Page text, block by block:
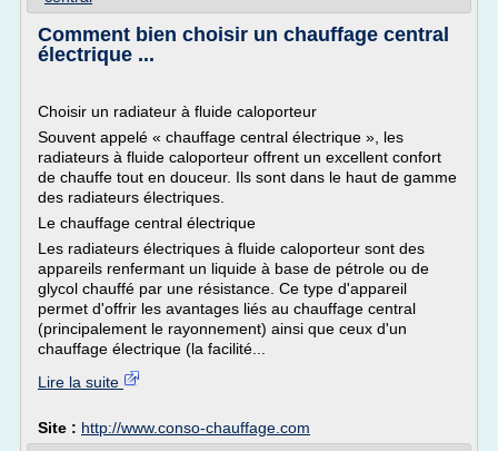
Comment bien choisir un chauffage central
électrique ...
Choisir un radiateur à fluide caloporteur
Souvent appelé « chauffage central électrique », les
radiateurs à fluide caloporteur offrent un excellent confort
de chauffe tout en douceur. Ils sont dans le haut de gamme
des radiateurs électriques.
Le chauffage central électrique
Les radiateurs électriques à fluide caloporteur sont des
appareils renfermant un liquide à base de pétrole ou de
glycol chauffé par une résistance. Ce type d'appareil
permet d'offrir les avantages liés au chauffage central
(principalement le rayonnement) ainsi que ceux d'un
chauffage électrique (la facilité...
Lire la suite
Site : http://www.conso-chauffage.com